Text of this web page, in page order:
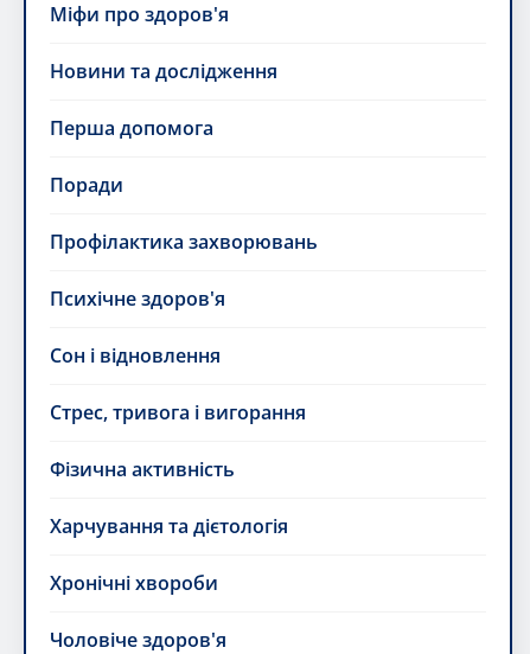
Міфи про здоров'я
Новини та дослідження
Перша допомога
Поради
Профілактика захворювань
Психічне здоров'я
Сон і відновлення
Стрес, тривога і вигорання
Фізична активність
Харчування та дієтологія
Хронічні хвороби
Чоловіче здоров'я